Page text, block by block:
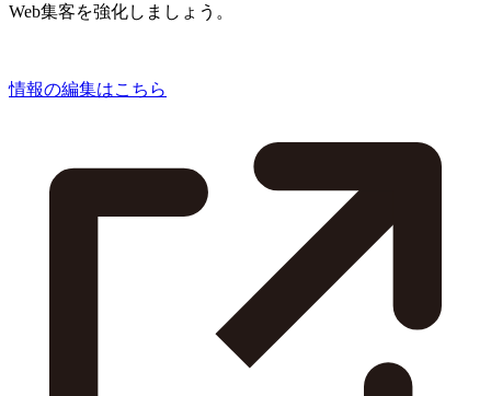
Web集客を強化しましょう。
情報の編集はこちら